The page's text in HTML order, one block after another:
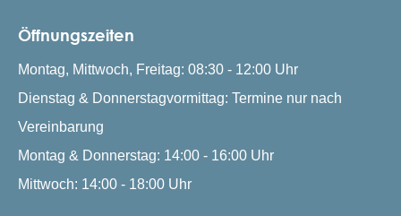
Öffnungszeiten
Montag, Mittwoch, Freitag: 08:30 - 12:00 Uhr
Dienstag & Donnerstagvormittag: Termine nur nach
Vereinbarung
Montag & Donnerstag: 14:00 - 16:00 Uhr
Mittwoch: 14:00 - 18:00 Uhr